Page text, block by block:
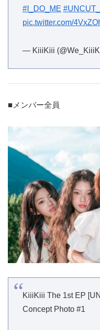
#I_DO_ME
pic.twitter.com/
— KiiiKiii
■メンバー全員
KiiiKiii The 1st EP
Concept Photo #1